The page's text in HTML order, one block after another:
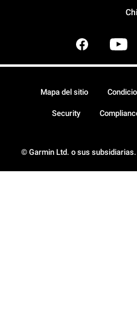
© Garmin Ltd. o sus
Mapa del sitio
Security